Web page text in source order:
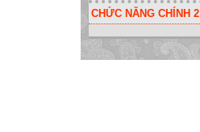
CHỨC NĂNG CHÍNH 2